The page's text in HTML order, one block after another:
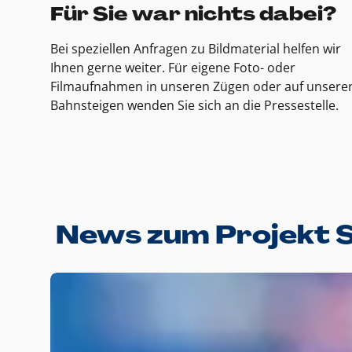
Für Sie war nichts dabei?
Bei speziellen Anfragen zu Bildmaterial helfen wir
Ihnen gerne weiter. Für eigene Foto- oder
Filmaufnahmen in unseren Zügen oder auf
Bahnsteigen wenden Sie sich an die Pressestelle.
News zum Projekt